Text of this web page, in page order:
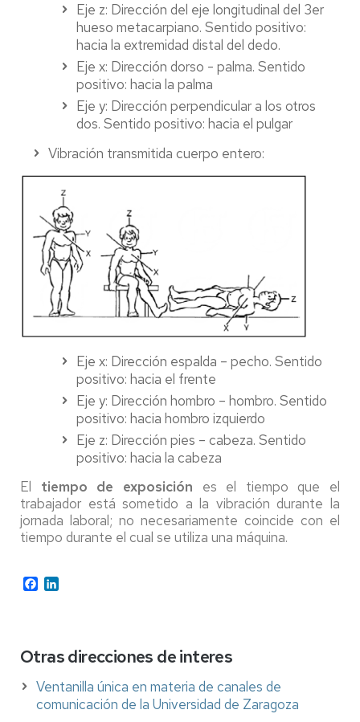
Eje z: Dirección del eje longitudinal del 3er
hueso metacarpiano. Sentido positivo:
hacia la extremidad distal del dedo.
Eje x: Dirección dorso - palma. Sentido
positivo: hacia la palma
Eje y: Dirección perpendicular a los otros
dos. Sentido positivo: hacia el pulgar
Vibración transmitida cuerpo entero:
Eje x: Dirección espalda – pecho. Sentido
positivo: hacia el frente
Eje y: Dirección hombro – hombro. Sentido
positivo: hacia hombro izquierdo
Eje z: Dirección pies – cabeza. Sentido
positivo: hacia la cabeza
El tiempo de exposición es el tiempo que el
trabajador está sometido a la vibración durante la
jornada laboral; no necesariamente coincide con el
tiempo durante el cual se utiliza una máquina.
Facebook
Otras direcciones de interes
Ventanilla única en materia de canales de
comunicación de la Universidad de Zaragoza